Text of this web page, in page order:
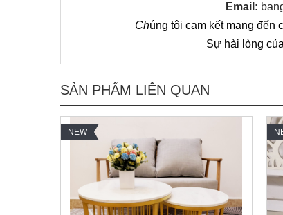
Email:
Chúng tôi cam kết mang đến
Sự hài lòng
SẢN PHẨM LIÊN QUAN
NEW